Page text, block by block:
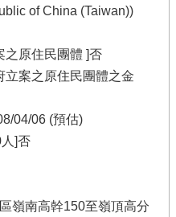
of China (Taiwan))
之原住民團體 ]否
立案之原住民團體之金
04/06 (預估)
]否
嶺南高幹150至嶺頂高分